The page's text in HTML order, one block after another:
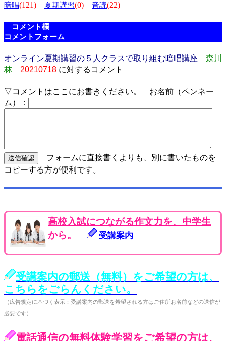
暗唱(121) 夏期講習(0) 音読(22)
コメント欄
コメントフォーム
オンライン夏期講習の５人クラスで取り組む暗唱講座
森川
林
20210718 に対するコメント
▽コメントはここにお書きください。 お名前（ペンネー
ム）：
フォームに直接書くよりも、別に書いたものを
コピーする方が便利です。
高校入試につながる作文力を、中学生
から。
受講案内
受講案内の郵送（無料）をご希望の方は、
こちらをごらんください。
（広告規定に基づく表示：受講案内の郵送を希望される方はご住所お名前などの送信が
必要です）
電話通信の無料体験学習をご希望の方は、